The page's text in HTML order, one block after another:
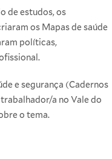
de estudos, os
os Mapas de saúde
políticas,
e segurança (Cadernos
a no Vale do
o tema.